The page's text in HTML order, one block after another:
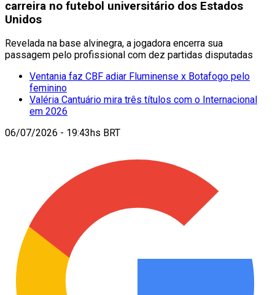
carreira no futebol universitário dos Estados
Unidos
Revelada na base alvinegra, a jogadora encerra sua
passagem pelo profissional com dez partidas disputadas
Ventania faz CBF adiar Fluminense x Botafogo pelo
feminino
Valéria Cantuário mira três títulos com o Internacional
em 2026
06/07/2026 - 19:43hs BRT